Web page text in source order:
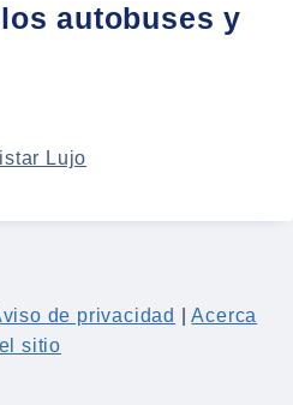
autobuses y
Lujo
de privacidad |Acerca
sitio